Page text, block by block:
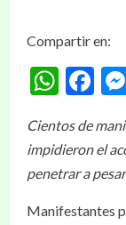
Compartir en:
Cientos de
impidieron el
penetrar a
Manifestantes